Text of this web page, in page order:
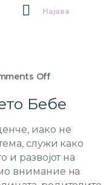
Најава
Off
Бебе
иако не
служи како
и развојот на
внимание на